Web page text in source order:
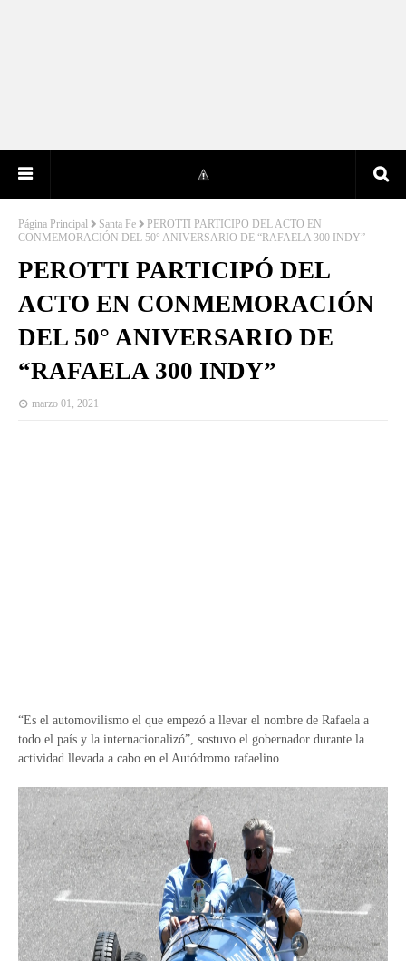
Página Principal Santa Fe
PEROTTI PARTICIPÓ DEL ACTO EN
CONMEMORACIÓN DEL 50° ANIVERSARIO DE “RAFAELA 300 INDY”
PEROTTI PARTICIPÓ DEL
ACTO EN CONMEMORACIÓN
DEL 50° ANIVERSARIO DE
“RAFAELA 300 INDY”
marzo 01, 2021
“Es el automovilismo el que empezó a llevar el nombre de Rafaela a
todo el país y la internacionalizó”, sostuvo el gobernador durante la
actividad llevada a cabo en el Autódromo rafaelino.